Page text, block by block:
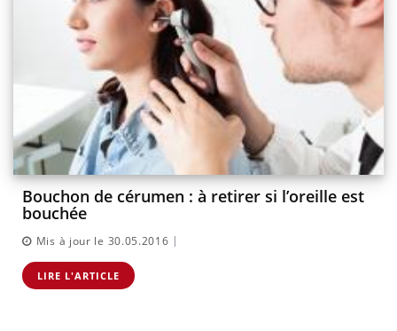
Bouchon de cérumen : à retirer si l’oreille est
bouchée
Mis à jour le 30.05.2016 |
LIRE L'ARTICLE